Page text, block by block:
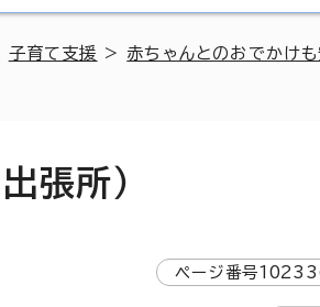
子育て支援 >赤ちゃんとのおでかけも
張所）
ページ番号